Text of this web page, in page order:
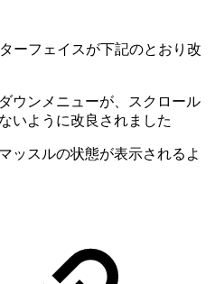
ーフェイスが下記のとおり改
ウンメニューが、スクロール
いように改良されました
ッスルの状態が表示されるよ